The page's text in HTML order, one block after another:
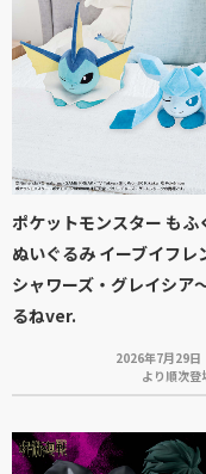
ポケットモンスター もふ
ぬいぐるみ イーブイフレ
シャワーズ・グレイシア
るねver.
2026年7月29日
より順次登